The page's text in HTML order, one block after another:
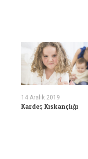
14 Aralık 2019
Kardeş Kıskançlığı